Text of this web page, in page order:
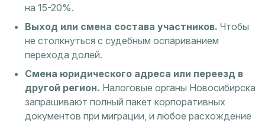
на 15-20%.
Выход или смена состава участников. Чтобы
не столкнуться с судебным оспариванием
перехода долей.
Смена юридического адреса или переезд в
другой регион. Налоговые органы Новосибирска
запрашивают полный пакет корпоративных
документов при миграции, и любое расхождение